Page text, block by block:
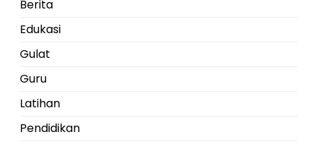
Berita
Edukasi
Gulat
Guru
Latihan
Pendidikan